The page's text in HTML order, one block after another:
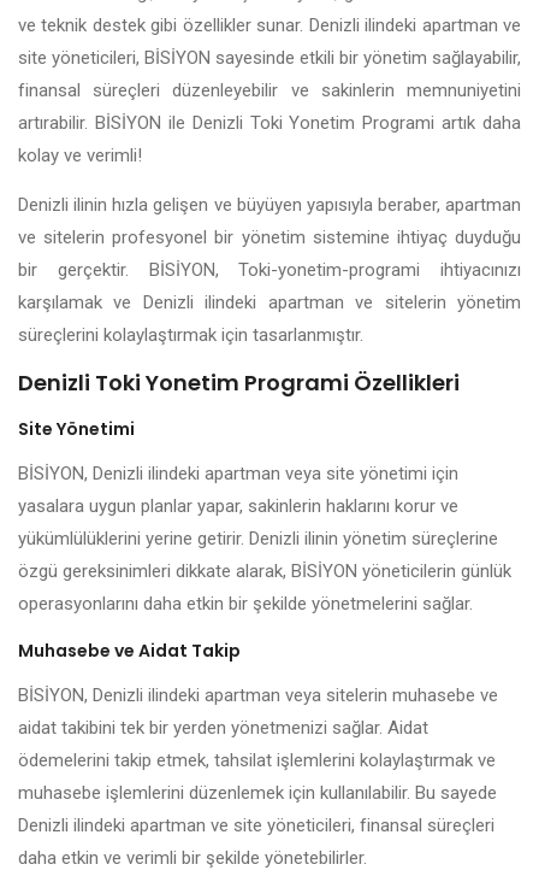
ve teknik destek gibi özellikler sunar. Denizli ilindeki apartman ve
site yöneticileri, BİSİYON sayesinde etkili bir yönetim sağlayabilir,
finansal süreçleri düzenleyebilir ve sakinlerin memnuniyetini
artırabilir. BİSİYON ile Denizli Toki Yonetim Programi artık daha
kolay ve verimli!
Denizli ilinin hızla gelişen ve büyüyen yapısıyla beraber, apartman
ve sitelerin profesyonel bir yönetim sistemine ihtiyaç duyduğu
bir gerçektir. BİSİYON, Toki-yonetim-programi ihtiyacınızı
karşılamak ve Denizli ilindeki apartman ve sitelerin yönetim
süreçlerini kolaylaştırmak için tasarlanmıştır.
Denizli Toki Yonetim Programi Özellikleri
Site Yönetimi
BİSİYON, Denizli ilindeki apartman veya site yönetimi için
yasalara uygun planlar yapar, sakinlerin haklarını korur ve
yükümlülüklerini yerine getirir. Denizli ilinin yönetim süreçlerine
özgü gereksinimleri dikkate alarak, BİSİYON yöneticilerin günlük
operasyonlarını daha etkin bir şekilde yönetmelerini sağlar.
Muhasebe ve Aidat Takip
BİSİYON, Denizli ilindeki apartman veya sitelerin muhasebe ve
aidat takibini tek bir yerden yönetmenizi sağlar. Aidat
ödemelerini takip etmek, tahsilat işlemlerini kolaylaştırmak ve
muhasebe işlemlerini düzenlemek için kullanılabilir. Bu sayede
Denizli ilindeki apartman ve site yöneticileri, finansal süreçleri
daha etkin ve verimli bir şekilde yönetebilirler.